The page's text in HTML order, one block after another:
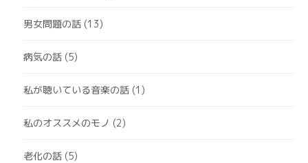
男女問題の話 (13)
病気の話 (5)
私が聴いている音楽の話 (1)
私のオススメのモノ (2)
老化の話 (5)